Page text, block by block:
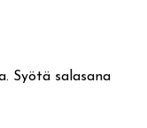
Syötä salasana